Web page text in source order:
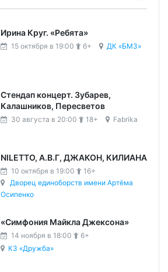
Ирина Круг. «Ребята»
15 октября в 19:00 6+ ДК «БМЗ»
Стендап концерт. Зубарев,
Калашников, Пересветов
30 августа в 20:00 18+ Fabrika
NILETTO, А.В.Г, ДЖАКОН, КИЛИАНА
10 октября в 19:00
16+
Дворец единоборств имени Артёма
Осипенко
«Симфония Майкла Джексона»
14 ноября в 18:00
6+
КЗ «Дружба»